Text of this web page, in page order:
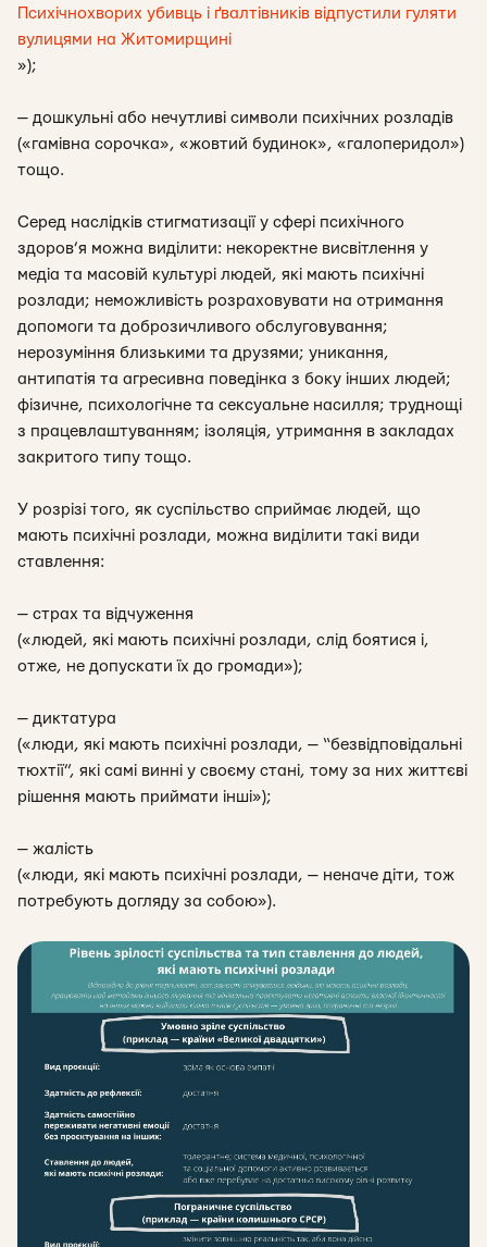
Психічнохворих убивць і ґвалтівників відпустили гуляти
вулицями на Житомирщині
»);
— дошкульні або нечутливі символи психічних розладів
(«гамівна сорочка», «жовтий будинок», «галоперидол»)
тощо.
Серед наслідків стигматизації у сфері психічного
здоров’я можна виділити: некоректне висвітлення у
медіа та масовій культурі людей, які мають психічні
розлади; неможливість розраховувати на отримання
допомоги та доброзичливого обслуговування;
нерозуміння близькими та друзями; уникання,
антипатія та агресивна поведінка з боку інших людей;
фізичне, психологічне та сексуальне насилля; труднощі
з працевлаштуванням; ізоляція, утримання в закладах
закритого типу тощо.
У розрізі того, як суспільство сприймає людей, що
мають психічні розлади, можна виділити такі види
ставлення:
— страх та відчуження
(«людей, які мають психічні розлади, слід боятися і,
отже, не допускати їх до громади»);
— диктатура
(«люди, які мають психічні розлади, — “безвідповідальні
тюхтії”, які самі винні у своєму стані, тому за них життєві
рішення мають приймати інші»);
— жалість
(«люди, які мають психічні розлади, — неначе діти, тож
потребують догляду за собою»).